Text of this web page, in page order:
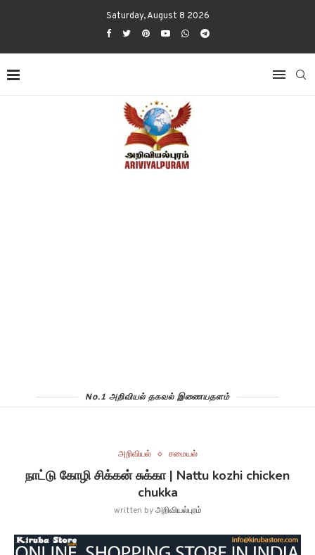
Saturday, August 8 2026
No.1 அறிவியல் தகவல் இணையதளம்
அறிவியல் சமையல்
நாட்டு கோழி சிக்கன் சுக்கா | Nattu kozhi chicken
chukka
written byஅறிவியல்புரம்